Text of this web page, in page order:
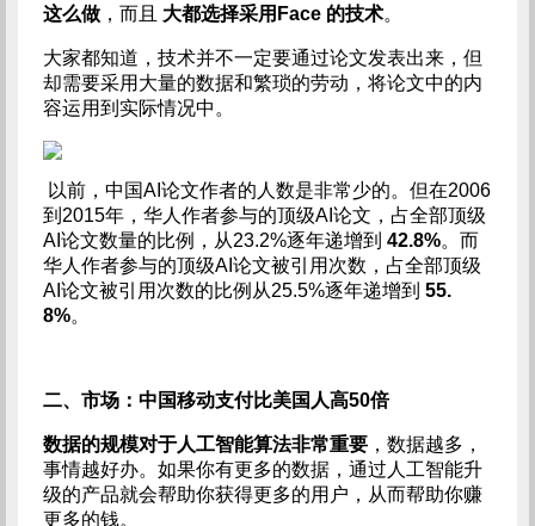
这么做，而且 大都选择采用Face 的技术。
大家都知道，技术并不一定要通过论文发表出来，但
却需要采用大量的数据和繁琐的劳动，将论文中的内
容运用到实际情况中。
以前，中国AI论文作者的人数是非常少的。但在2006
到2015年，华人作者参与的顶级AI论文，占全部顶级
AI论文数量的比例，从23.2%逐年递增到 42.8%。而
华人作者参与的顶级AI论文被引用次数，占全部顶级
AI论文被引用次数的比例从25.5%逐年递增到 55.
8%。
二、市场：中国移动支付比美国人高50倍
数据的规模对于人工智能算法非常重要，数据越多，
事情越好办。如果你有更多的数据，通过人工智能升
级的产品就会帮助你获得更多的用户，从而帮助你赚
更多的钱。